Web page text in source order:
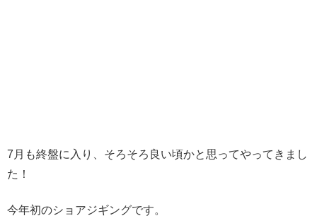
7月も終盤に入り、そろそろ良い頃かと思ってやってきまし
た！
今年初のショアジギングです。